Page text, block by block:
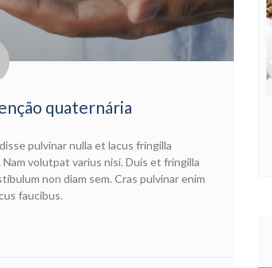
quaternária
pulvinar nulla et lacus fringilla
Nam volutpat varius nisi. Duis et fringilla
non diam sem. Cras pulvinar enim
faucibus.